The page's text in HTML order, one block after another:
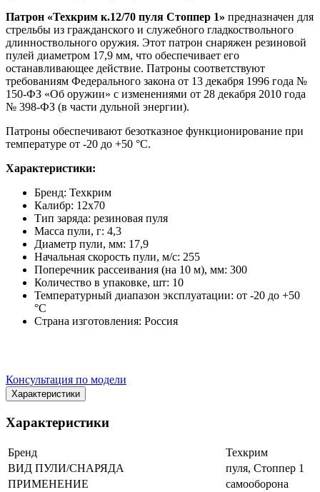
Патрон «Техкрим к.12/70 пуля Стоппер 1» предназначен для
стрельбы из гражданского и служебного гладкоствольного
длинноствольного оружия. Этот патрон снаряжен резиновой
пулей диаметром 17,9 мм, что обеспечивает его
останавливающее действие. Патроны соответствуют
требованиям Федерального закона от 13 декабря 1996 года №
150-ФЗ «Об оружии» с изменениями от 28 декабря 2010 года
№ 398-ФЗ (в части дульной энергии).
Патроны обеспечивают безотказное функционирование при
температуре от -20 до +50 °С.
Характеристики:
Бренд: Техкрим
Калибр: 12x70
Тип заряда: резиновая пуля
Масса пули, г: 4,3
Диаметр пули, мм: 17,9
Начальная скорость пули, м/с: 255
Поперечник рассеивания (на 10 м), мм: 300
Количество в упаковке, шт: 10
Температурный диапазон эксплуатации: от -20 до +50
°С
Страна изготовления: Россия
Консультация по модели
Характеристики
Характеристики
Бренд
Техкрим
ВИД ПУЛИ/СНАРЯДА
пуля, Стоппер 1
ПРИМЕНЕНИЕ
самооборона